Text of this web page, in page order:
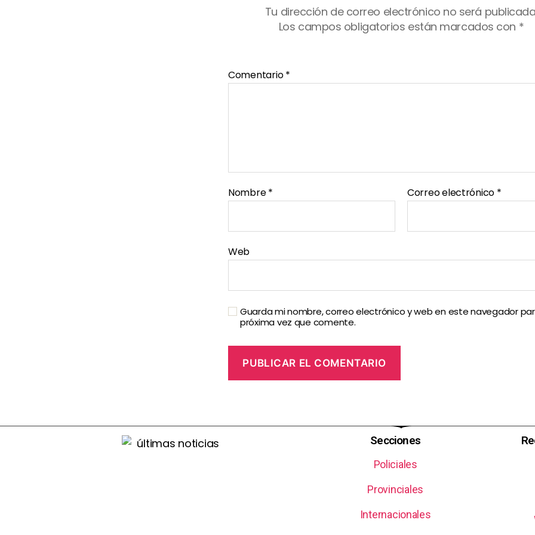
Tu dirección de correo electrónico no será
Los campos obligatorios están marcados con *
Comentario*
Nombre* Correo electrónico *
Web
Guarda mi nombre, correo electrónico y web en este navegador
próxima vez que comente.
Secciones
Policiales
Provinciales
Internacionales